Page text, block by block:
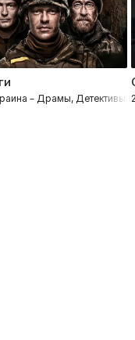
– Драмы, Детективы,